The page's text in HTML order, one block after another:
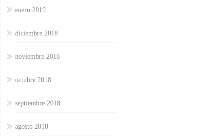
enero 2019
diciembre 2018
noviembre 2018
octubre 2018
septiembre 2018
agosto 2018